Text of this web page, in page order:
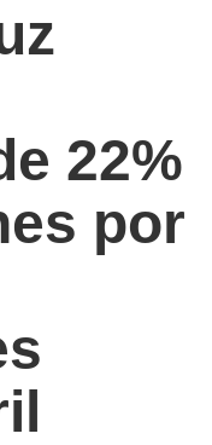
22%
por